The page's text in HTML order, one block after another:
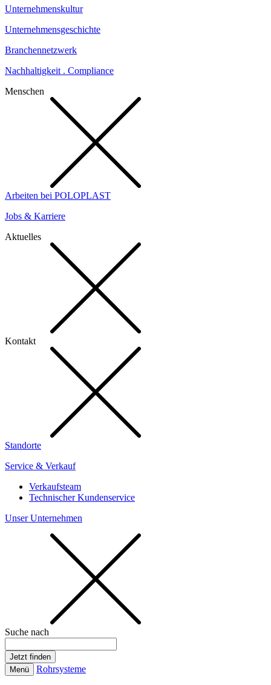
Unternehmenskultur
Unternehmensgeschichte
Branchennetzwerk
Nachhaltigkeit . Compliance
Menschen
Arbeiten bei POLOPLAST
Jobs & Karriere
Aktuelles
Kontakt
Standorte
Service & Verkauf
Verkaufsteam
Technischer Kundenservice
Unser Unternehmen
Suche nach
Menü Rohrsysteme